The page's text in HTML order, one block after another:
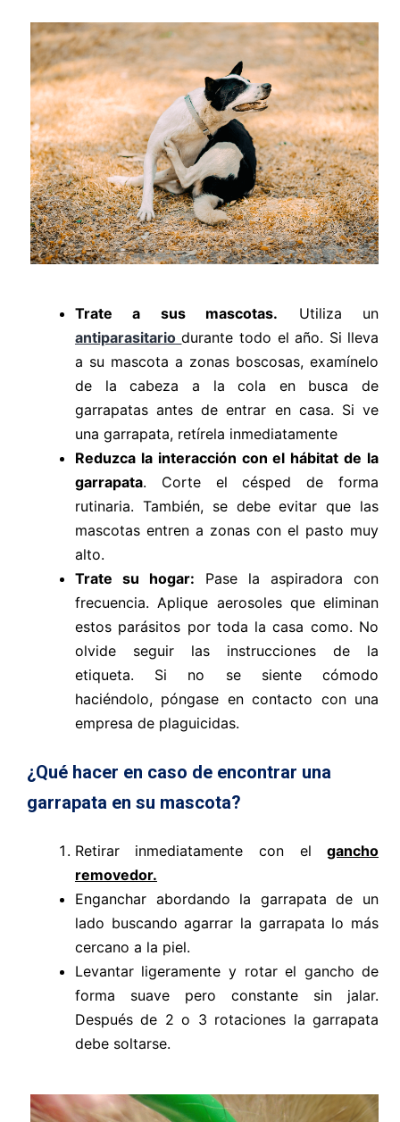
Trate a sus mascotas. Utiliza un
antiparasitario durante todo el año. Si lleva
a su mascota a zonas boscosas, examínelo
de la cabeza a la cola en busca de
garrapatas antes de entrar en casa. Si ve
una garrapata, retírela inmediatamente
Reduzca la interacción con el hábitat de la
garrapata. Corte el césped de forma
rutinaria. También, se debe evitar que las
mascotas entren a zonas con el pasto muy
alto.
Trate su hogar: Pase la aspiradora con
frecuencia. Aplique aerosoles que eliminan
estos parásitos por toda la casa como. No
olvide seguir las instrucciones de la
etiqueta. Si no se siente cómodo
haciéndolo, póngase en contacto con una
empresa de plaguicidas.
¿Qué hacer en caso de encontrar una
garrapata en su mascota?
Retirar inmediatamente con elgancho
removedor.
Enganchar abordando la garrapata de un
lado buscando agarrar la garrapata lo más
cercano a la piel.
Levantar ligeramente y rotar el gancho de
forma suave pero constante sin jalar.
Después de 2 o 3 rotaciones la garrapata
debe soltarse.